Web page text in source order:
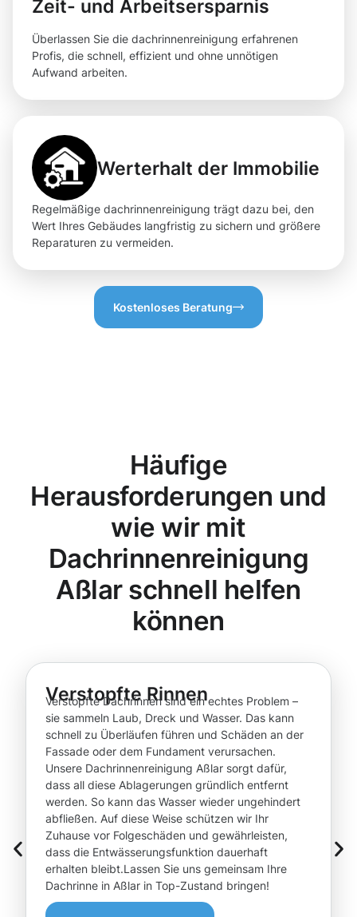
Zeit- und Arbeitsersparnis
Überlassen Sie die dachrinnenreinigung erfahrenen
Profis, die schnell, effizient und ohne unnötigen
Aufwand arbeiten.
Werterhalt der Immobilie
Regelmäßige dachrinnenreinigung trägt dazu bei, den
Wert Ihres Gebäudes langfristig zu sichern und größere
Reparaturen zu vermeiden.
Kostenloses Beratung
Häufige
Herausforderungen und
wie wir mit
Dachrinnenreinigung
Aßlar schnell helfen
können
Verstopfte Rinnen
Verstopfte Dachrinnen sind ein echtes Problem –
sie sammeln Laub, Dreck und Wasser. Das kann
schnell zu Überläufen führen und Schäden an der
Fassade oder dem Fundament verursachen.
Unsere Dachrinnenreinigung Aßlar sorgt dafür,
dass all diese Ablagerungen gründlich entfernt
werden. So kann das Wasser wieder ungehindert
abfließen. Auf diese Weise schützen wir Ihr
Zuhause vor Folgeschäden und gewährleisten,
dass die Entwässerungsfunktion dauerhaft
erhalten bleibt.Lassen Sie uns gemeinsam Ihre
Dachrinne in Aßlar in Top-Zustand bringen!